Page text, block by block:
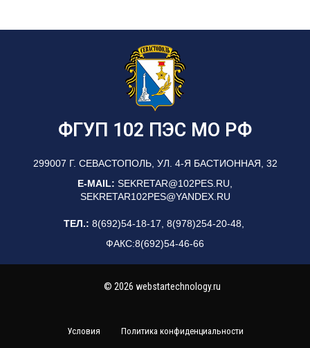
ФГУП 102 ПЭС МО РФ
299007 Г. СЕВАСТОПОЛЬ, УЛ. 4-Я БАСТИОННАЯ, 32
E-MAIL: SEKRETAR@102PES.RU,
SEKRETAR102PES@YANDEX.RU
ТЕЛ.: 8(692)54-18-17, 8(978)254-20-48,
ФАКС:8(692)54-46-66
© 2026 webstartechnology.ru
Политика конфиденциальности
Условия